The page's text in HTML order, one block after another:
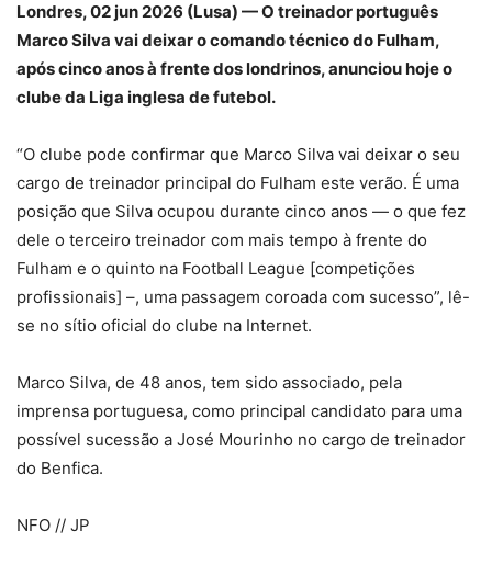
Londres, 02 jun 2026 (Lusa) — O treinador português
Marco Silva vai deixar o comando técnico do Fulham,
após cinco anos à frente dos londrinos, anunciou hoje o
clube da Liga inglesa de futebol.
“O clube pode confirmar que Marco Silva vai deixar o seu
cargo de treinador principal do Fulham este verão. É uma
posição que Silva ocupou durante cinco anos — o que fez
dele o terceiro treinador com mais tempo à frente do
Fulham e o quinto na Football League [competições
profissionais] –, uma passagem coroada com sucesso”, lê-
se no sítio oficial do clube na Internet.
Marco Silva, de 48 anos, tem sido associado, pela
imprensa portuguesa, como principal candidato para uma
possível sucessão a José Mourinho no cargo de treinador
do Benfica.
NFO // JP